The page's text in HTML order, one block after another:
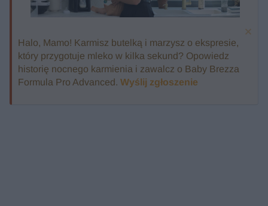
Halo, Mamo! Karmisz butelką i marzysz o ekspresie,
który przygotuje mleko w kilka sekund? Opowiedz
historię nocnego karmienia i zawalcz o Baby Brezza
Formula Pro Advanced. Wyślij zgłoszenie